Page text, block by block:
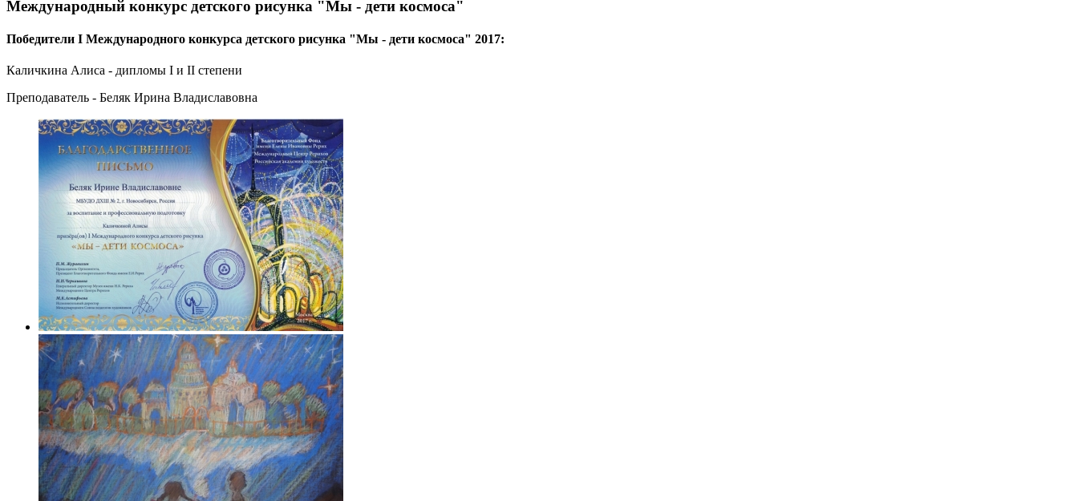
Международный конкурс детского рисунка "Мы - дети космоса"
Победители I Международного конкурса детского рисунка "Мы - дети космоса" 2017:
Каличкина Алиса - дипломы I и II степени
Преподаватель - Беляк Ирина Владиславовна